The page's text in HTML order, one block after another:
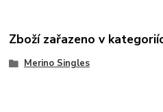
Zboží zařazeno v
Merino Singles